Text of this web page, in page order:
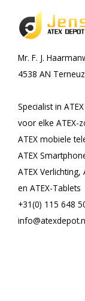
Mr. F. J.
4538 AN
Specialist in
voor elke ATEX-
ATEX mobiele
ATEX
ATEX Verlichting,
en ATEX-Tablets
+31(0) 115 648